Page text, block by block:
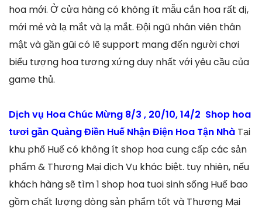
hoa mới. Ở cửa hàng có không ít mẫu cắn hoa rất dị,
mới mẻ và lạ mắt và lạ mắt. Đội ngũ nhân viên thân
mật và gần gũi có lẽ support mang đến người chơi
biểu tượng hoa tương xứng duy nhất với yêu cầu của
game thủ.
Dịch vụ Hoa Chúc Mừng 8/3 , 20/10, 14/2 Shop hoa
tươi gần Quảng Điền Huế Nhận Điện Hoa Tận Nhà Tại
khu phố Huế có không ít shop hoa cung cấp các sản
phẩm & Thương Mại dịch Vụ khác biệt. tuy nhiên, nếu
khách hàng sẽ tìm 1 shop hoa tuoi sinh sống Huế bao
gồm chất lượng dòng sản phẩm tốt và Thương Mại